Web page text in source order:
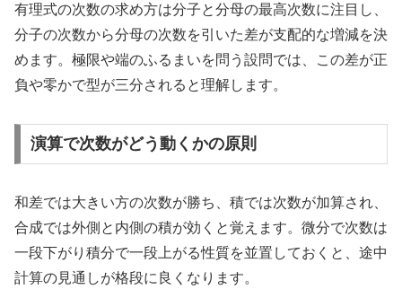
有理式の次数の求め方は分子と分母の最高次数に注目し、
分子の次数から分母の次数を引いた差が支配的な増減を決
めます。極限や端のふるまいを問う設問では、この差が正
負や零かで型が三分されると理解します。
演算で次数がどう動くかの原則
和差では大きい方の次数が勝ち、積では次数が加算され、
合成では外側と内側の積が効くと覚えます。微分で次数は
一段下がり積分で一段上がる性質を並置しておくと、途中
計算の見通しが格段に良くなります。